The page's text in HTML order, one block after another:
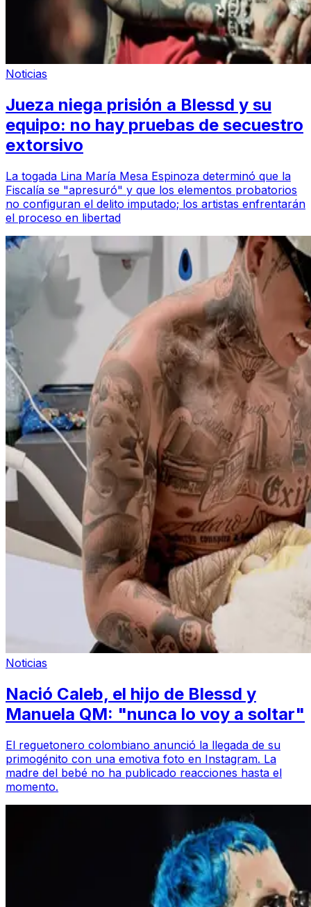
Noticias
Jueza niega prisión a Blessd y su
equipo: no hay pruebas de secuestro
extorsivo
La togada Lina María Mesa Espinoza determinó que la
Fiscalía se "apresuró" y que los elementos probatorios
no configuran el delito imputado; los artistas enfrentarán
el proceso en libertad
Noticias
Nació Caleb, el hijo de Blessd y
Manuela QM: "nunca lo voy a soltar"
El reguetonero colombiano anunció la llegada de su
primogénito con una emotiva foto en Instagram. La
madre del bebé no ha publicado reacciones hasta el
momento.